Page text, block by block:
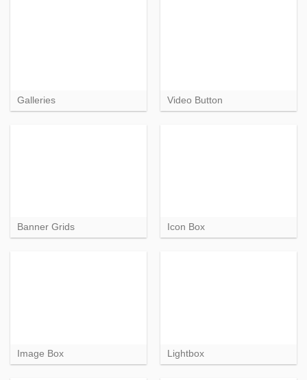
Galleries Video Button
Banner Grids Icon Box
Image Box Lightbox